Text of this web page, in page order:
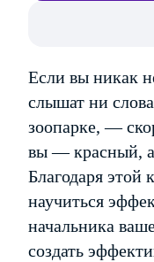
Если вы никак
слышат ни
зоопарке, —
вы — красный,
Благодаря
научиться
начальника
создать